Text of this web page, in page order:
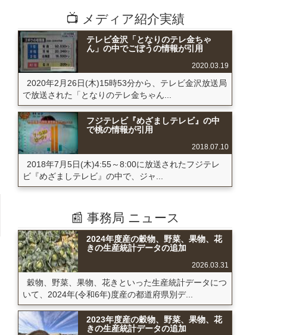
📺 メディア紹介実績
テレビ金沢「となりのテレ金ちゃ
ん」の中でごぼうの情報が引用
2020.03.19
2020年2月26日(木)15時53分から、テレビ金沢放送局
で放送された「となりのテレ金ちゃん...
フジテレビ『めざましテレビ』の中
で桃の情報が引用
2018.07.10
2018年7月5日(木)4:55～8:00に放送されたフジテレ
ビ『めざましテレビ』の中で、ジャ...
📰 事務局 ニュース
2024年度産の穀物、野菜、果物、花
きの生産統計データの追加
2026.03.31
穀物、野菜、果物、花きといった生産統計データにつ
いて、2024年(令和6年)度産の都道府県別デ...
2023年度産の穀物、野菜、果物、花
きの生産統計データの追加